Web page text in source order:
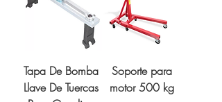
Tapa De Bomba
Llave De Tuercas
Soporte para
motor 500 kg